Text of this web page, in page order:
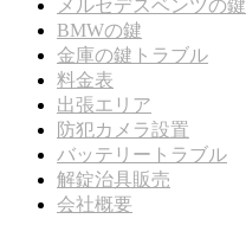
メルセデスベンツの鍵
BMWの鍵
金庫の鍵トラブル
料金表
出張エリア
防犯カメラ設置
バッテリートラブル
解錠治具販売
会社概要